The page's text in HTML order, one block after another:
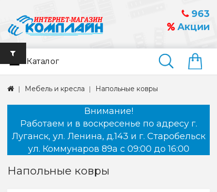
963
Акции
Найти
Каталог
Мебель и кресла Напольные ковры
Внимание!
Работаем и в воскресенье по адресу г.
Луганск, ул. Ленина, д.143 и г. Старобельск
ул. Коммунаров 89а с 09:00 до 16:00
Напольные ковры